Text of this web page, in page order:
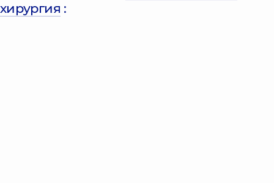
хирургия :